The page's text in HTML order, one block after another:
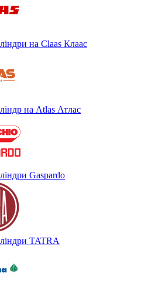
на Claas Клаас
на Atlas Атлас
Gaspardo
TATRA